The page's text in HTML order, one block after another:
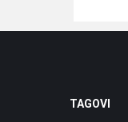
TAGOVI